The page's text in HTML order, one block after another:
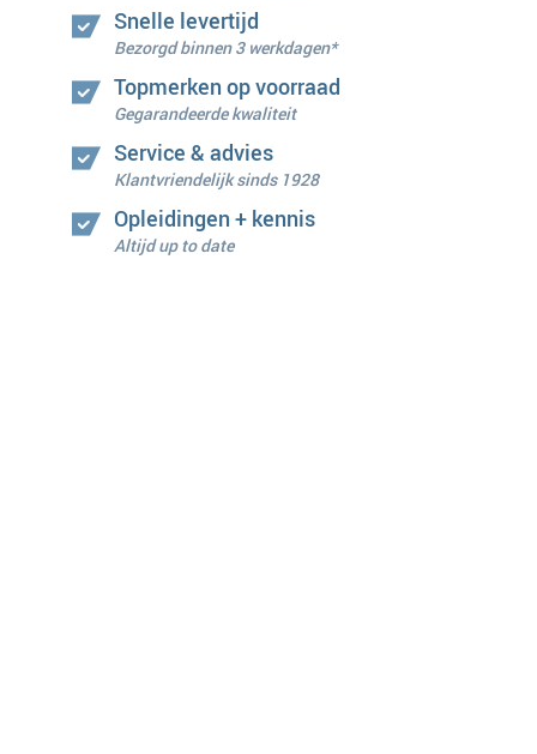
Snelle levertijd
Bezorgd binnen 3 werkdagen*
Topmerken op voorraad
Gegarandeerde kwaliteit
Service & advies
Klantvriendelijk sinds 1928
Opleidingen + kennis
Altijd up to date